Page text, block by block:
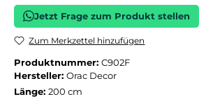
Jetzt Frage zum Produkt stellen
Zum Merkzettel hinzufügen
Produktnummer: C902F
Hersteller: Orac Decor
Länge: 200 cm